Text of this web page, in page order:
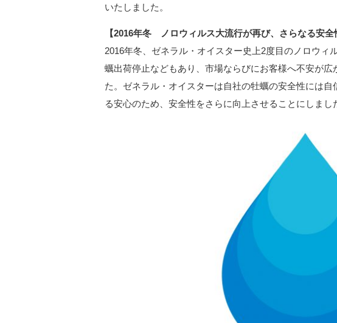
いたしました。
【2016年冬 ノロウィルス大流行が再び、さらなる安全
2016年冬、ゼネラル・オイスター史上2度目のノロウィ
蠣出荷停止などもあり、市場ならびにお客様へ不安が
た。ゼネラル・オイスターは自社の牡蠣の安全性には
る安心のため、安全性をさらに向上させることにしまし